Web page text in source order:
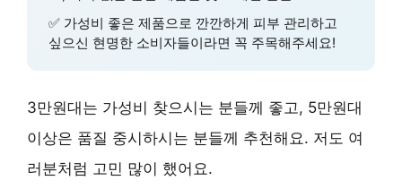
✅ 가성비 좋은 제품으로 깐깐하게 피부 관리하고
싶으신 현명한 소비자들이라면 꼭 주목해주세요!
3만원대는 가성비 찾으시는 분들께 좋고, 5만원대
이상은 품질 중시하시는 분들께 추천해요. 저도 여
러분처럼 고민 많이 했어요.